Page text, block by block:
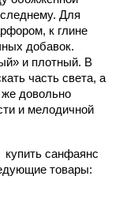
Для
к глине
добавок.
и плотный. В
часть света, а
довольно
и мелодичной
купить санфаянс
товары: